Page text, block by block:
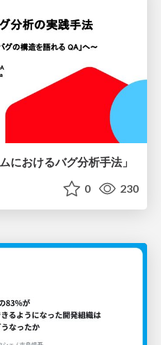
におけるバグ分析手法」
0 230